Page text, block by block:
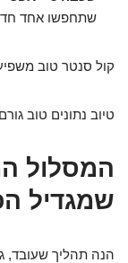
שתחפשו אחד
קול סנטר טוב
טיוב נתונים טוב
המסלול
שמגדיל
הנה תהליך שעובד,